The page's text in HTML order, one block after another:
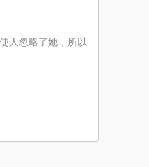
人忽略了她，所以